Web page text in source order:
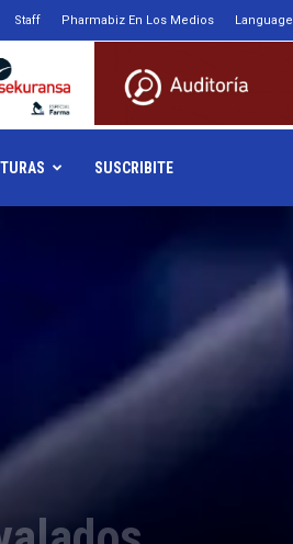
Staff Pharmabiz En Los Medios Language
SUSCRIBITE